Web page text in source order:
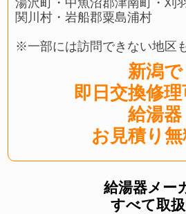
関川村・岩船郡粟島浦村
※一部には訪問できない地区
新潟で
即日交換修理
給湯器
お見積り無
給湯器メー
すべて取